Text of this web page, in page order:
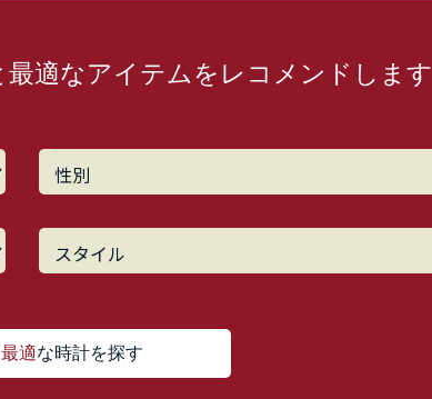
適なアイテムをレコメンドします
最適な時計を探す